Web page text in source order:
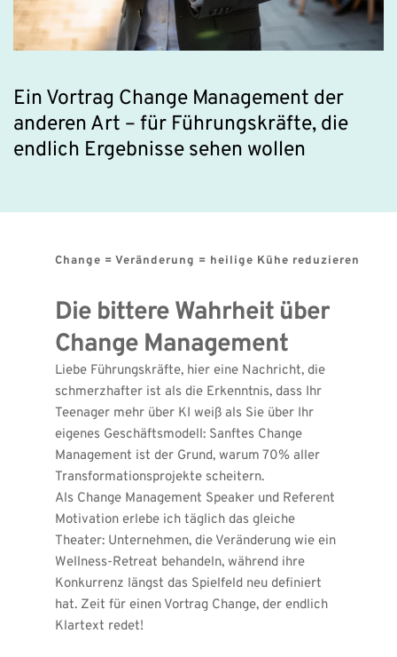
Ein Vortrag Change Management der
anderen Art – für Führungskräfte, die
endlich Ergebnisse sehen wollen
Change = Veränderung = heilige Kühe reduzieren
Die bittere Wahrheit über
Change Management
Liebe Führungskräfte, hier eine Nachricht, die
schmerzhafter ist als die Erkenntnis, dass Ihr
Teenager mehr über KI weiß als Sie über Ihr
eigenes Geschäftsmodell: Sanftes Change
Management ist der Grund, warum 70% aller
Transformationsprojekte scheitern.
Als Change Management Speaker und Referent
Motivation erlebe ich täglich das gleiche
Theater: Unternehmen, die Veränderung wie ein
Wellness-Retreat behandeln, während ihre
Konkurrenz längst das Spielfeld neu definiert
hat. Zeit für einen Vortrag Change, der endlich
Klartext redet!